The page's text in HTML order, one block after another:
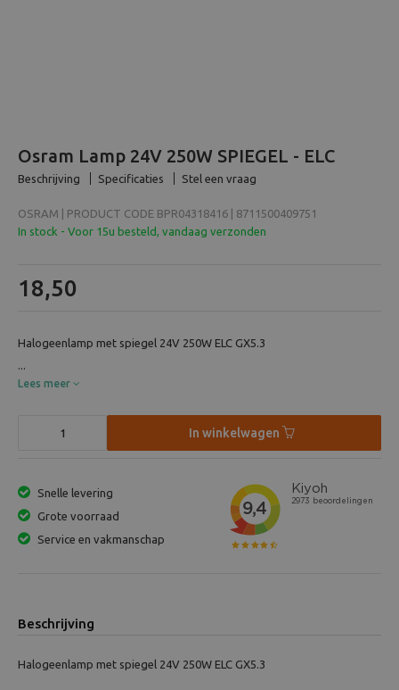
Huren
Osram Lamp 24V 250W SPIEGEL - ELC
Beschrijving Specificaties Stel een vraag
OSRAM | PRODUCT CODE BPR04318416 | 8711500409751
In stock - Voor 15u besteld, vandaag verzonden
18,50
Halogeenlamp met spiegel 24V 250W ELC GX5.3
...
Lees meer
In winkelwagen
Snelle levering
Grote voorraad
Service en vakmanschap
Beschrijving
Halogeenlamp met spiegel 24V 250W ELC GX5.3